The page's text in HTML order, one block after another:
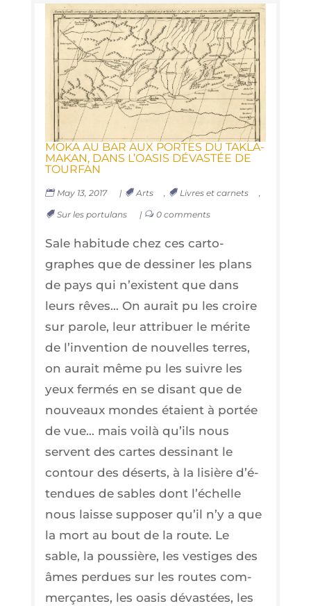
MOKA AU BAR AUX PORTES DU TAK­LA­
MA­KAN, DANS L’OA­SIS DÉVAS­TÉE DE
TOURFAN
May 13, 2017 | Arts , Livres et carnets ,
Sur les portulans | 0 comments
Sale habi­tude chez ces car­to­
graphes que de des­si­ner les plans
de pays qui n’existent que dans
leurs rêves… On aurait pu les croire
sur parole, leur attri­buer le mérite
de l’in­ven­tion de nou­velles terres,
on aurait même pu les suivre les
yeux fer­més en se disant que de
nou­veaux mondes étaient à por­tée
de vue… mais voi­là qu’ils nous
servent des cartes des­si­nant le
contour des déserts, à la lisière d’é­
ten­dues de sables dont l’é­chelle
nous laisse sup­po­ser qu’il n’y a que
la mort au bout de la route. Le
sable, la pous­sière, les ves­tiges des
âmes per­dues sur les routes com­
mer­çantes, les oasis dévas­tées, les